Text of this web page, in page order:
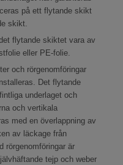
på ett flytande skikt
skikt.
flytande skiktet vara av
eller PE-folie.
och rörgenomföringar
Det flytande
underlaget och
och vertikala
med en överlappning av
av läckage från
rörgenomföringar är
tejp och weber